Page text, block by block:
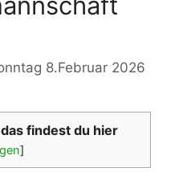
8.Februar 2026
findest du hier
]